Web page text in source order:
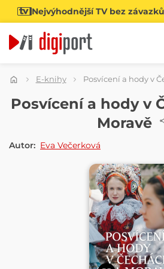
Nejvýhodnější TV bez
Kategorie
E-knihy Posvícení a hody v
E-KNIHA
Posvícení a hody v
Moravě
Autor: Eva Večerková